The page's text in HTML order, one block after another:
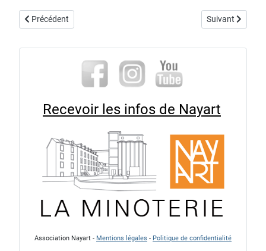
Article précédent : exposition "l’infini dehors de la matière"
Précédent Article suivant :
Suivant
Recevoir les infos de Nayart
Association Nayart - Mentions légales - Politique de confidentialité